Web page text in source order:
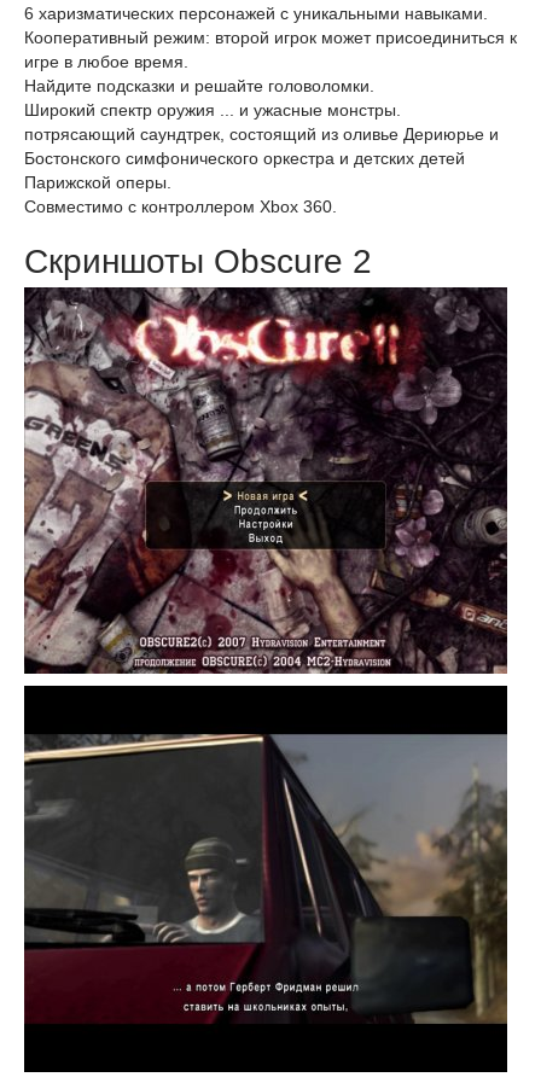
6 харизматических персонажей с уникальными навыками.
Кооперативный режим: второй игрок может присоединиться к
игре в любое время.
Найдите подсказки и решайте головоломки.
Широкий спектр оружия ... и ужасные монстры.
потрясающий саундтрек, состоящий из оливье Дериюрье и
Бостонского симфонического оркестра и детских детей
Парижской оперы.
Совместимо с контроллером Xbox 360.
Скриншоты Obscure 2